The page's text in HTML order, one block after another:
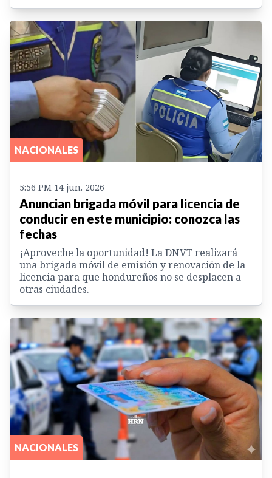
NACIONALES
5:56 PM 14 jun. 2026
Anuncian brigada móvil para licencia de
conducir en este municipio: conozca las
fechas
¡Aproveche la oportunidad! La DNVT realizará
una brigada móvil de emisión y renovación de la
licencia para que hondureños no se desplacen a
otras ciudades.
NACIONALES